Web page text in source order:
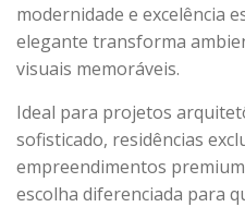
modernidade e excelência
elegante transforma
visuais memoráveis.
Ideal para projetos
sofisticado, residências
empreendimentos
escolha diferenciada para